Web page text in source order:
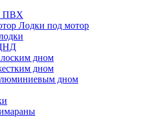
ПВХ
Лодки под мотор
дном
дном
дном